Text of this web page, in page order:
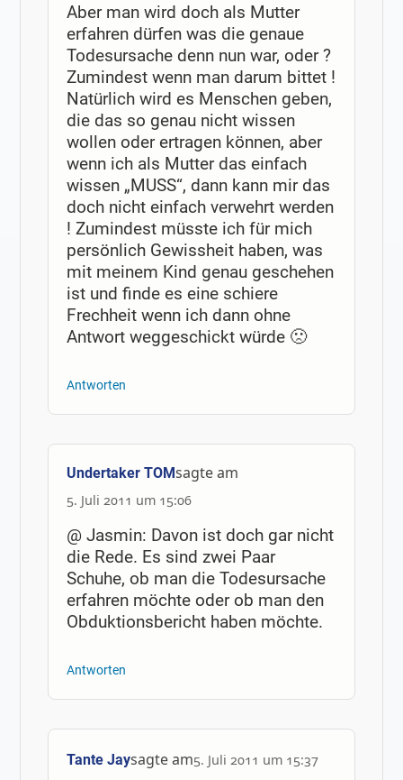
Aber man wird doch als Mutter
erfahren dürfen was die genaue
Todesursache denn nun war, oder ?
Zumindest wenn man darum bittet !
Natürlich wird es Menschen geben,
die das so genau nicht wissen
wollen oder ertragen können, aber
wenn ich als Mutter das einfach
wissen „MUSS“, dann kann mir das
doch nicht einfach verwehrt werden
! Zumindest müsste ich für mich
persönlich Gewissheit haben, was
mit meinem Kind genau geschehen
ist und finde es eine schiere
Frechheit wenn ich dann ohne
Antwort weggeschickt würde 🙁
Antworten
Undertaker TOMsagte am
5. Juli 2011 um 15:06
@ Jasmin: Davon ist doch gar nicht
die Rede. Es sind zwei Paar
Schuhe, ob man die Todesursache
erfahren möchte oder ob man den
Obduktionsbericht haben möchte.
Antworten
Tante Jaysagte am5. Juli 2011 um 15:37